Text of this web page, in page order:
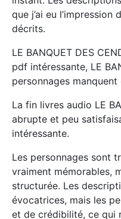
que j’ai eu
décrits.
LE BANQUET DES
pdf intéressante, LE
personnages manquent
La fin livres audio LE
abrupte et peu
intéressante.
Les personnages sont
vraiment mémorables,
structurée. Les
évocatrices, mais les
et de crédibilité, ce qui